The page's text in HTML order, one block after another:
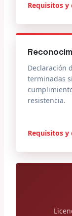
Requisitos
Declaración
terminadas
resistencia.
Requisitos